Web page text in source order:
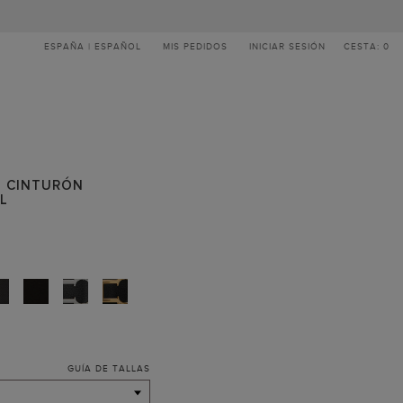
ESPAÑA | ESPAÑOL MIS PEDIDOS INICIAR SESIÓN CESTA: 0
CINTURÓN
GUÍA DE TALLAS